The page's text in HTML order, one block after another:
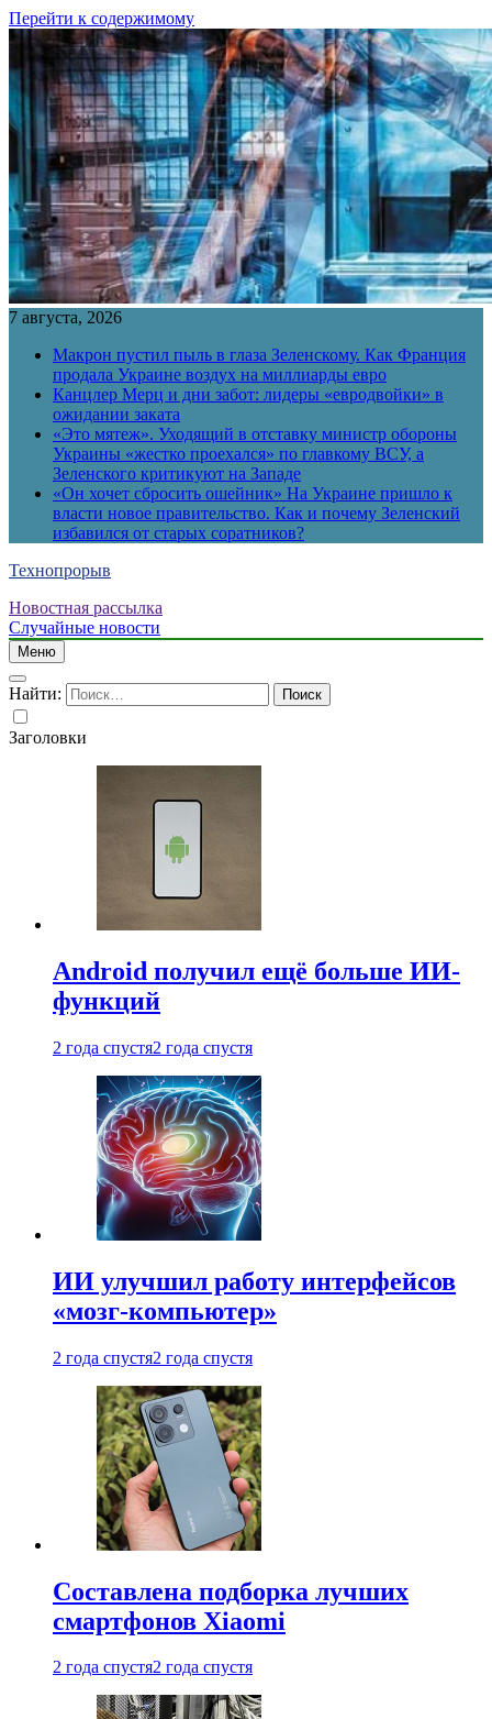
Перейти к содержимому
7 августа, 2026
Макрон пустил пыль в глаза Зеленскому. Как Франция
продала Украине воздух на миллиарды евро
Канцлер Мерц и дни забот: лидеры «евродвойки» в
ожидании заката
«Это мятеж». Уходящий в отставку министр обороны
Украины «жестко проехался» по главкому ВСУ, а
Зеленского критикуют на Западе
«Он хочет сбросить ошейник» На Украине пришло к
власти новое правительство. Как и почему Зеленский
избавился от старых соратников?
Технопрорыв
Новостная рассылка
Случайные новости
Меню
Найти:
Заголовки
Android получил ещё больше ИИ-
функций
2 года спустя2 года спустя
ИИ улучшил работу интерфейсов
«мозг-компьютер»
2 года спустя2 года спустя
Составлена подборка лучших
смартфонов Xiaomi
2 года спустя2 года спустя